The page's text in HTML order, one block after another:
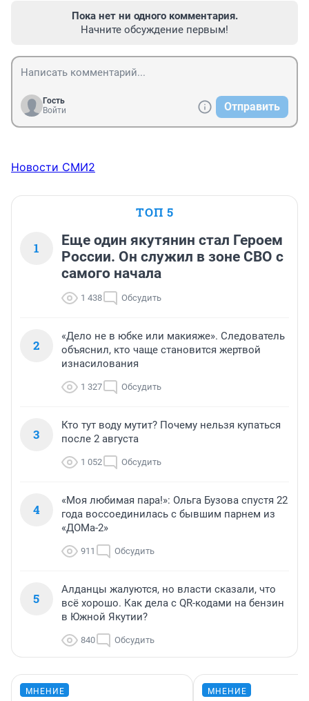
Пока нет ни одного комментария.
Начните обсуждение первым!
Гость
Войти
Отправить
Новости СМИ2
ТОП 5
1
Еще один якутянин стал Героем
России. Он служил в зоне СВО с
самого начала
1 438 Обсудить
2
«Дело не в юбке или макияже». Следователь
объяснил, кто чаще становится жертвой
изнасилования
1 327 Обсудить
3
Кто тут воду мутит? Почему нельзя купаться
после 2 августа
1 052 Обсудить
4
«Моя любимая пара!»: Ольга Бузова спустя 22
года воссоединилась с бывшим парнем из
«ДОМа-2»
911 Обсудить
5
Алданцы жалуются, но власти сказали, что
всё хорошо. Как дела с QR-кодами на бензин
в Южной Якутии?
840 Обсудить
МНЕНИЕ МНЕНИЕ